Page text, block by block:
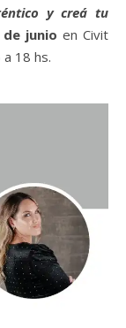
y creá tu
junio en Civit
18 hs.